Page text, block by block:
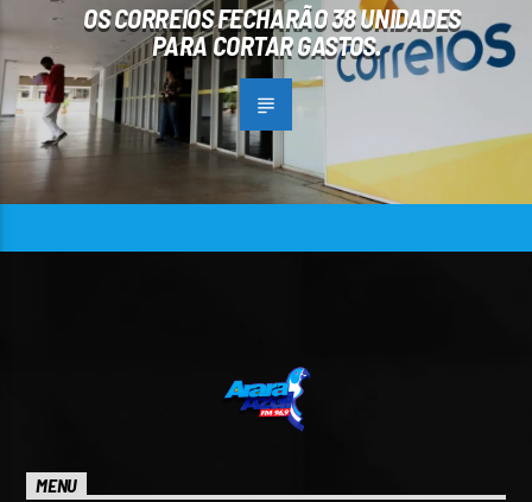
OS CORREIOS FECHARÃO 38 UNIDADES
PARA CORTAR GASTOS.
MENU